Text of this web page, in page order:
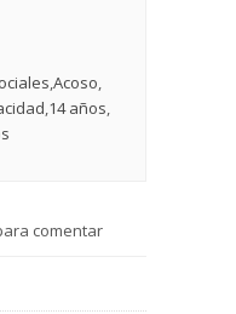
Acoso
14 años
comentar